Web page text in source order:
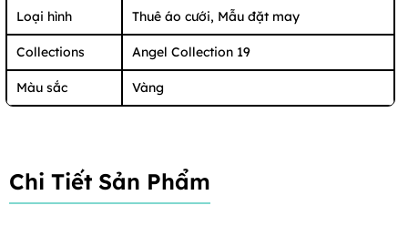
Loại hình Thuê áo cưới, Mẫu đặt may
Collections Angel Collection 19
Màu sắc Vàng
Chi Tiết Sản Phẩm